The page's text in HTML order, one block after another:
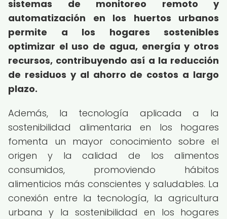
sistemas de monitoreo remoto y
automatización en los huertos urbanos
permite a los hogares sostenibles
optimizar el uso de agua, energía y otros
recursos, contribuyendo así a la reducción
de residuos y al ahorro de costos a largo
plazo.
Además, la tecnología aplicada a la
sostenibilidad alimentaria en los hogares
fomenta un mayor conocimiento sobre el
origen y la calidad de los alimentos
consumidos, promoviendo hábitos
alimenticios más conscientes y saludables. La
conexión entre la tecnología, la agricultura
urbana y la sostenibilidad en los hogares